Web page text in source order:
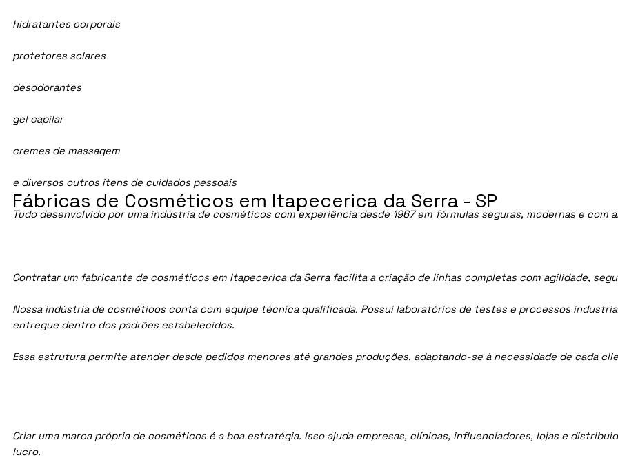
hidratantes corporais
protetores solares
desodorantes
gel capilar
cremes de massagem
e diversos outros itens de cuidados pessoais
Tudo desenvolvido por uma indústria de cosméticos com experiência desde 1967 em fórmulas seguras, modernas e com
Contratar um fabricante de cosméticos em Itapecerica da Serra facilita a criação de linhas completas com agilidade,
Nossa indústria de cosmétioos conta com equipe técnica qualificada. Possui laboratórios de testes e processos
entregue dentro dos padrões estabelecidos.
Essa estrutura permite atender desde pedidos menores até grandes produções, adaptando-se à necessidade de cada
Criar uma marca própria de cosméticos é a boa estratégia. Isso ajuda empresas, clínicas, influenciadores, lojas e
lucro.
Fábricas de Cosméticos em Itapecerica da Serra - SP